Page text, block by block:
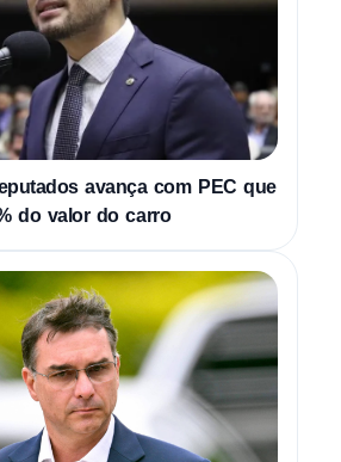
avança com PEC que
do valor do carro